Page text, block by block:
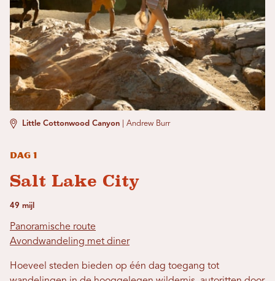
Little Cottonwood Canyon Andrew Burr
Dag 1
Salt Lake City
49 mijl
Panoramische route
Avondwandeling met diner
Hoeveel steden bieden op één dag toegang tot